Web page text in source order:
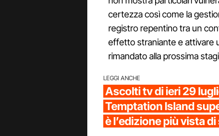
certezza così come la
registro repentino tra un
effetto straniante e attivare
rimandato alla prossima
LEGGI ANCHE
Ascolti tv di ieri 29
Temptation Island
è l’edizione più vista